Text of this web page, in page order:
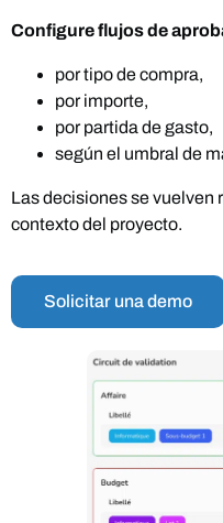
Configure flujos de
por tipo de compra,
por importe,
por partida de gasto,
según el umbral de
Las decisiones se vuelven
contexto del proyecto.
Solicitar una demo